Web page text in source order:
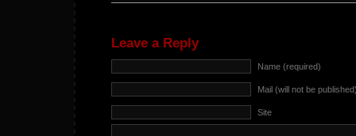
Leave a Reply
Name (required)
Mail (will not be
Site